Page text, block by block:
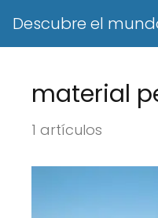
Descubre el
material
1 artículos